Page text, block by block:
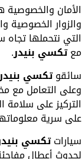
الأمان
والزوار الخصوصية
التي نتحملها
معتكسي بنيدر.
سائقوتكسي
وعلى التعامل مع
التركيز على
على سرية
سياراتتكسي
لحدوث أعطال